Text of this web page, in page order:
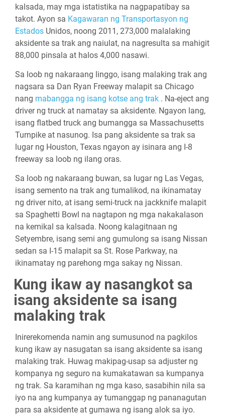
kalsada, may mga istatistika na nagpapatibay sa
takot. Ayon sa Kagawaran ng Transportasyon ng
Estados Unidos, noong 2011, 273,000 malalaking
aksidente sa trak ang naiulat, na nagresulta sa mahigit
88,000 pinsala at halos 4,000 nasawi.
Sa loob ng nakaraang linggo, isang malaking trak ang
nagsara sa Dan Ryan Freeway malapit sa Chicago
nang mabangga ng isang kotse ang trak . Na-eject ang
driver ng truck at namatay sa aksidente. Ngayon lang,
isang flatbed truck ang bumangga sa Massachusetts
Turnpike at nasunog. Isa pang aksidente sa trak sa
lugar ng Houston, Texas ngayon ay isinara ang I-8
freeway sa loob ng ilang oras.
Sa loob ng nakaraang buwan, sa lugar ng Las Vegas,
isang semento na trak ang tumalikod, na ikinamatay
ng driver nito, at isang semi-truck na jackknife malapit
sa Spaghetti Bowl na nagtapon ng mga nakakalason
na kemikal sa kalsada. Noong kalagitnaan ng
Setyembre, isang semi ang gumulong sa isang Nissan
sedan sa I-15 malapit sa St. Rose Parkway, na
ikinamatay ng parehong mga sakay ng Nissan.
Kung ikaw ay nasangkot sa
isang aksidente sa isang
malaking trak
Inirerekomenda namin ang sumusunod na pagkilos
kung ikaw ay nasugatan sa isang aksidente sa isang
malaking trak. Huwag makipag-usap sa adjuster ng
kompanya ng seguro na kumakatawan sa kumpanya
ng trak. Sa karamihan ng mga kaso, sasabihin nila sa
iyo na ang kumpanya ay tumanggap ng pananagutan
para sa aksidente at gumawa ng isang alok sa iyo.